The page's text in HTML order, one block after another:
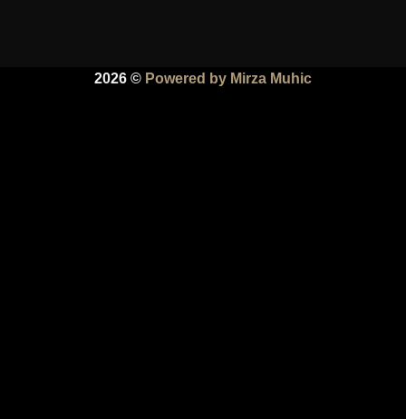
2026 © Powered by Mirza Muhic